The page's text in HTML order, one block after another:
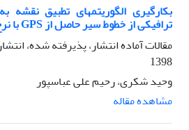
بکارگیری الگوریتمهای تطبیق نقشه
ترافیکی از خطوط سیر حاصل از GPS با نرخ نمونه‌برداری پایین
مقالات آماده انتشار، پذیرفته شده،
1398
وحید شکری، رحیم علی عباسپور
مشاهده مقاله